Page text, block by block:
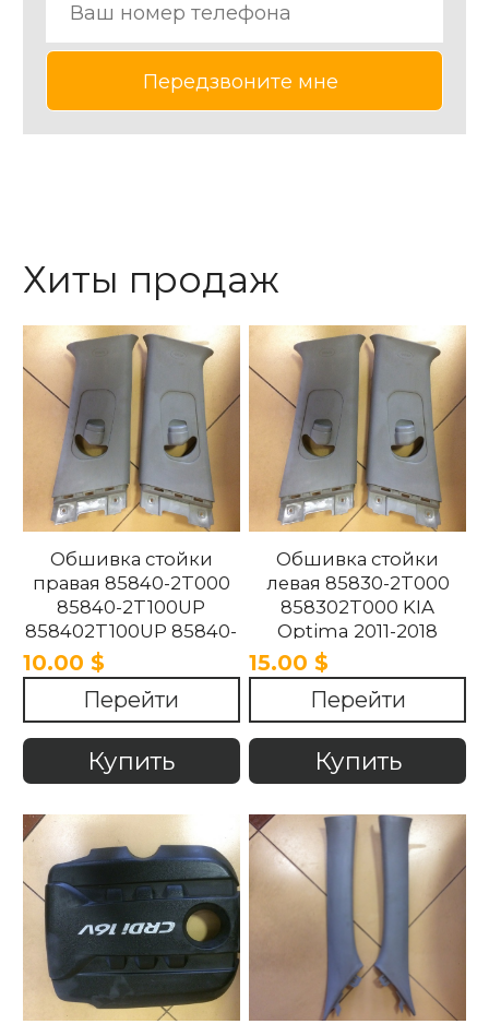
Хиты продаж
Обшивка стойки
правая 85840-2T000
85840-2T100UP
858402T100UP 85840-
2T100UP KIA Optima
2011-2018
10.00 $
Перейти
Купить
Обшивка стойки
левая 85830-2T000
858302T000 KIA
Optima 2011-2018
15.00 $
Перейти
Купить